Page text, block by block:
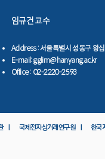
임규건 교수
​Address : 서울특별시 성동구 왕
E-mail: gglim@hanyang.ac.kr
Office : 02-2220-2593
ㅣ 국제전자상거래연구원 ㅣ 한국